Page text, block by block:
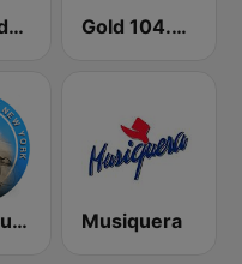
BBC London Gold 104.3 FM
Radio Country Live Musiquera